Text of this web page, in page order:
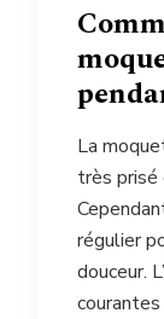
La
très prisé
régulier
douceur.